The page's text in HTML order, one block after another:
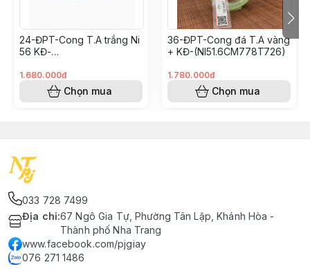
24-ĐPT-Cong T.A trắng Ni
56 KĐ-
1.680.000đ
Chọn mua
36-ĐPT-Cong đá T.A vàng
+ KĐ-(NI51.6CM778T726)
1.780.000đ
Chọn mua
033 728 7499
Địa chỉ:67 Ngô Gia Tự, Phường Tân Lập, Khánh Hòa -
Thành phố Nha Trang
www.facebook.com/pjgiay
076 271 1486